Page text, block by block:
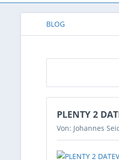
BLOG
PLENTY 2
Von: Johannes